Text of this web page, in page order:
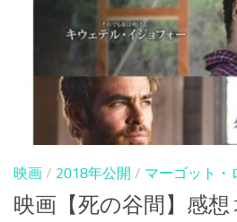
映画 / 2018年公開 / マーゴット・
映画【死の谷間】感